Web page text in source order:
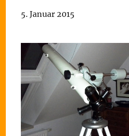
5. Januar 2015